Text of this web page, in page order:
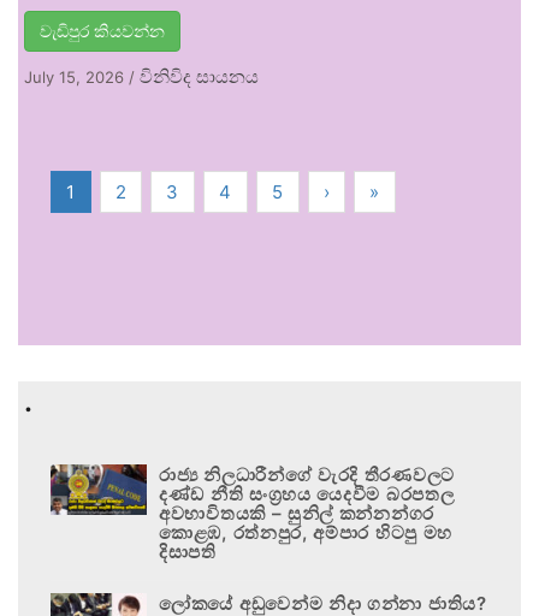
වැඩිපුර කියවන්න
July 15, 2026 / විනිවිද සායනය
1 2 3 4 5 › »
.
රාජ්‍ය නිලධාරීන්ගේ වැරදි තීරණවලට
දණ්ඩ නීති සංග්‍රහය යෙදවීම බරපතල
අවභාවිතයකි – සුනිල් කන්නන්ගර
කොළඹ, රත්නපුර, අම්පාර හිටපු මහ
දිසාපති
ලෝකයේ අඩුවෙන්ම නිදා ගන්නා ජාතිය?